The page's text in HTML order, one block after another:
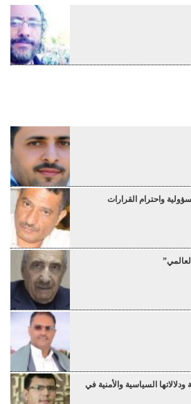
واحترام القرارات
السياسية والأمنية في